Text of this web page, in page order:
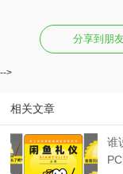
分享到朋
-->
相关文章
谁